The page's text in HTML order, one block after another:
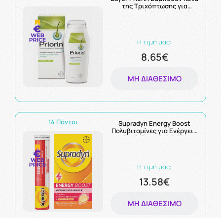
της Τριχόπτωσης για
Κανονικά/Ξηρά Μαλλιά
Η τιμή μας:
8.65€
ΜΗ ΔΙΑΘΈΣΙΜΟ
14 Πόντοι
Supradyn Energy Boost
Πολυβιταμίνες για Ενέργεια
με Συνένζυμο Q10 & Άλλες
Η τιμή μας:
13.58€
ΜΗ ΔΙΑΘΈΣΙΜΟ